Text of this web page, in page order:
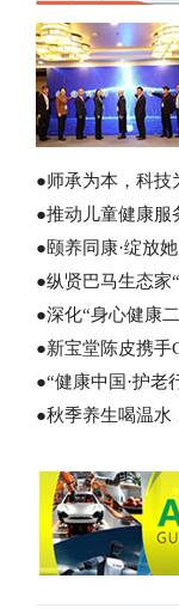
●师承为本，科技
●推动儿童健康服
●颐养同康·绽放
●纵贤巴马生态家
●深化“身心健康
●新宝堂陈皮携手
●“健康中国·护
●秋季养生喝温水